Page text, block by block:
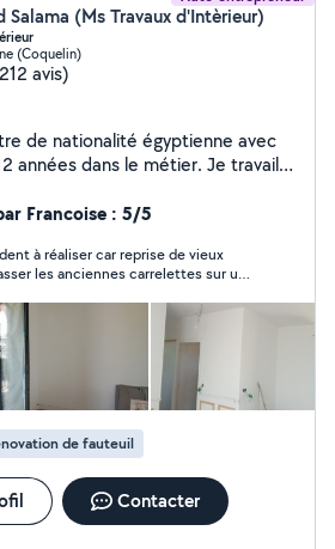
Salama (Ms Travaux d'Intèrieur)
(Coquelin)
avis)
de nationalité égyptienne avec
dans le métier. Je travaille
total à reception du
renseignement comcordialement ap Bien cordialement
Francoise : 5/5
à réaliser car reprise de vieux
les anciennes carrelettes sur une
l' ancien papier
qui
La personne qui
et méthodique, à chaque fois le
déchets soigneusement mis dans
de fauteuil
Contacter